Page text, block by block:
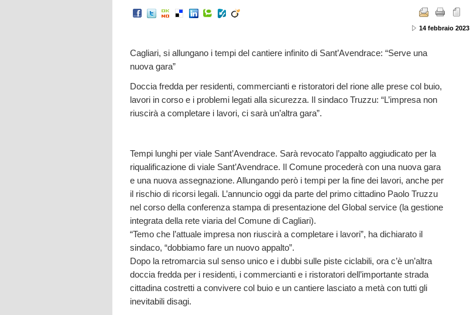
14 febbraio 2023
Cagliari, si allungano i tempi del cantiere infinito di Sant’Avendrace: “Serve una
nuova gara”
Doccia fredda per residenti, commercianti e ristoratori del rione alle prese col buio,
lavori in corso e i problemi legati alla sicurezza. Il sindaco Truzzu: “L’impresa non
riuscirà a completare i lavori, ci sarà un’altra gara”.
Tempi lunghi per viale Sant’Avendrace. Sarà revocato l’appalto aggiudicato per la
riqualificazione di viale Sant’Avendrace. Il Comune procederà con una nuova gara
e una nuova assegnazione. Allungando però i tempi per la fine dei lavori, anche per
il rischio di ricorsi legali. L’annuncio oggi da parte del primo cittadino Paolo Truzzu
nel corso della conferenza stampa di presentazione del Global service (la gestione
integrata della rete viaria del Comune di Cagliari).
“Temo che l’attuale impresa non riuscirà a completare i lavori”, ha dichiarato il
sindaco, “dobbiamo fare un nuovo appalto”.
Dopo la retromarcia sul senso unico e i dubbi sulle piste ciclabili, ora c’è un’altra
doccia fredda per i residenti, i commercianti e i ristoratori dell’importante strada
cittadina costretti a convivere col buio e un cantiere lasciato a metà con tutti gli
inevitabili disagi.